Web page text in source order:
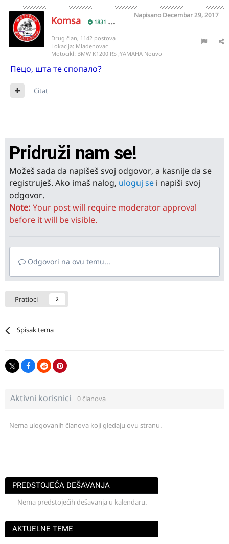
Komsa 1831
Napisano Decembar 29, 2017
Drug član, 1142 postova
Lokacija: Mladenovac
Motocikl: BMW K1200 RS ;YAMAHA Nouvo
Пецо, шта те спопало?
Citat
Pridruži nam se!
Možeš sada da napišeš svoj odgovor, a kasnije da se
registruješ. Ako imaš nalog, uloguj se i napiši svoj
odgovor.
Note: Your post will require moderator approval
before it will be visible.
Odgovori na ovu temu...
Pratioci 2
Spisak tema
Aktivni korisnici 0 članova
Nema ulogovanih članova koji gledaju ovu stranu.
PREDSTOJEĆA DEŠAVANJA
Nema predstojećih dešavanja u kalendaru.
AKTUELNE TEME